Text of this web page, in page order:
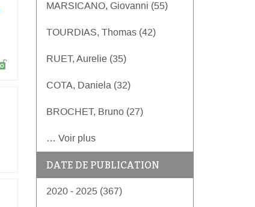
MARSICANO, Giovanni (55)
TOURDIAS, Thomas (42)
RUET, Aurelie (35)
COTA, Daniela (32)
BROCHET, Bruno (27)
… Voir plus
DATE DE PUBLICATION
2020 - 2025 (367)